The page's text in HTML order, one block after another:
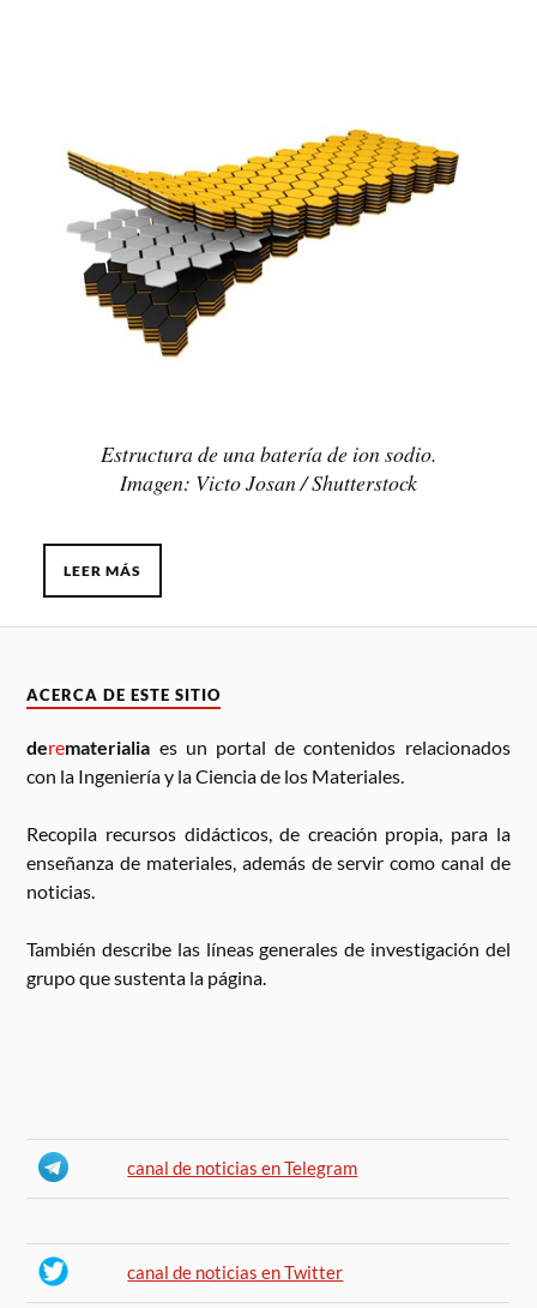
Estructura de una batería de ion sodio.
Imagen: Victo Josan / Shutterstock
LEER MÁS
ACERCA DE ESTE SITIO
derematerialia es un portal de contenidos relacionados
con la Ingeniería y la Ciencia de los Materiales.
Recopila recursos didácticos, de creación propia, para la
enseñanza de materiales, además de servir como canal de
noticias.
También describe las líneas generales de investigación del
grupo que sustenta la página.
canal de noticias en Telegram
canal de noticias en Twitter